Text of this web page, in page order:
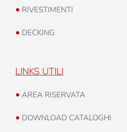
• RIVESTIMENTI
• DECKING
LINKS UTILI
• AREA RISERVATA
• DOWNLOAD CATALOGHI